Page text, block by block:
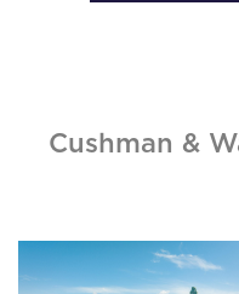
Cushman &